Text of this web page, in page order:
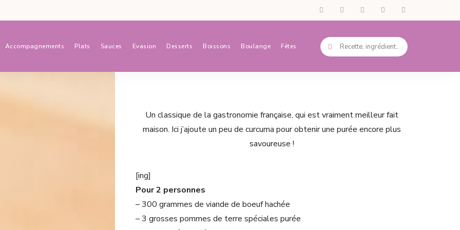
Accompagnements Plats Sauces Evasion Desserts Boissons Boulange Fêtes
Un classique de la gastronomie française, qui est vraiment meilleur fait
maison. Ici j’ajoute un peu de curcuma pour obtenir une purée encore plus
savoureuse !
[ing]
Pour 2 personnes
– 300 grammes de viande de boeuf hachée
– 3 grosses pommes de terre spéciales purée